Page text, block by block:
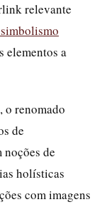
relevante
elementos a
o renomado
de
de
holísticas
com imagens